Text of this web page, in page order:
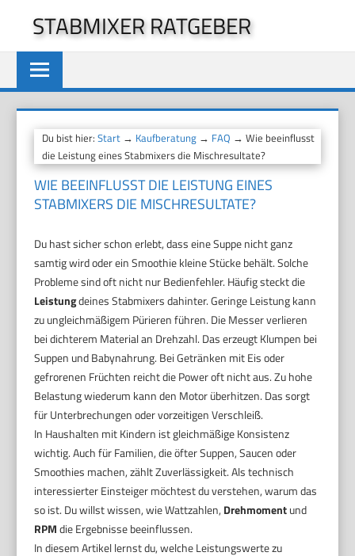
springen
STABMIXER RATGEBER
Du bist hier:Start → Kaufberatung → FAQ → Wie beeinflusst
die Leistung eines Stabmixers die Mischresultate?
WIE BEEINFLUSST DIE LEISTUNG EINES
STABMIXERS DIE MISCHRESULTATE?
Du hast sicher schon erlebt, dass eine Suppe nicht ganz
samtig wird oder ein Smoothie kleine Stücke behält. Solche
Probleme sind oft nicht nur Bedienfehler. Häufig steckt die
Leistungdeines Stabmixers dahinter. Geringe Leistung kann
zu ungleichmäßigem Pürieren führen. Die Messer verlieren
bei dichterem Material an Drehzahl. Das erzeugt Klumpen bei
Suppen und Babynahrung. Bei Getränken mit Eis oder
gefrorenen Früchten reicht die Power oft nicht aus. Zu hohe
Belastung wiederum kann den Motor überhitzen. Das sorgt
für Unterbrechungen oder vorzeitigen Verschleiß.
In Haushalten mit Kindern ist gleichmäßige Konsistenz
wichtig. Auch für Familien, die öfter Suppen, Saucen oder
Smoothies machen, zählt Zuverlässigkeit. Als technisch
interessierter Einsteiger möchtest du verstehen, warum das
so ist. Du willst wissen, wie Wattzahlen, Drehmomentund
RPMdie Ergebnisse beeinflussen.
In diesem Artikel lernst du, welche Leistungswerte zu